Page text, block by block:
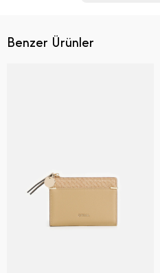
Benzer Ürünler